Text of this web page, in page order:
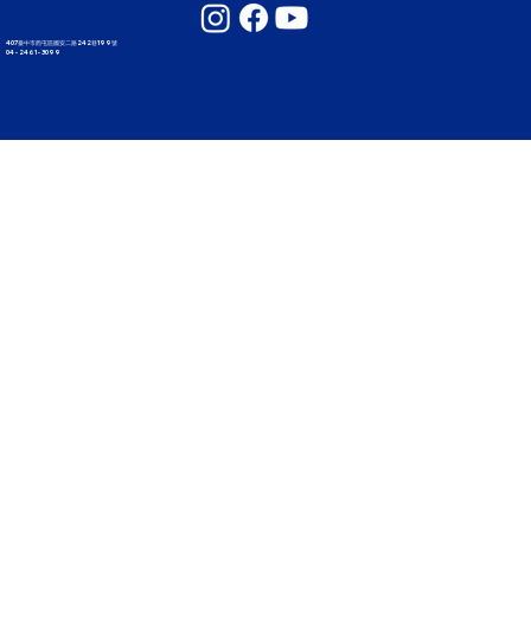
407臺中市西屯區國安二路242巷199號
04 - 2461 - 3099